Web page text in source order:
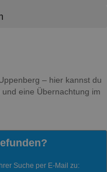
– hier kannst du
eine Übernachtung im
Suche per E-Mail zu: